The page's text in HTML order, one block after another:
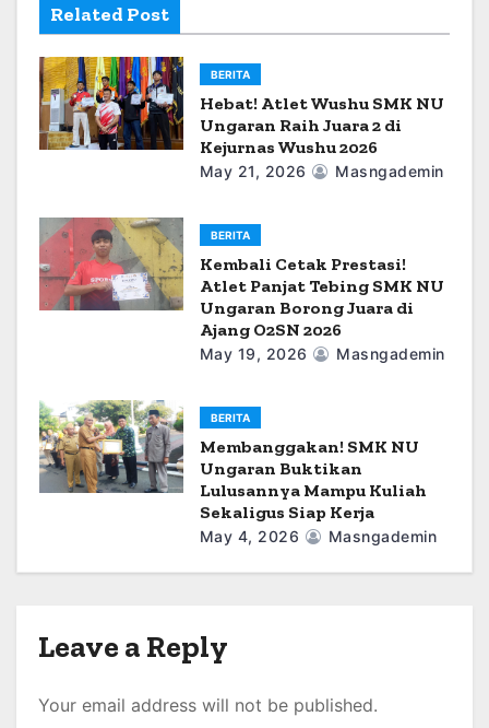
o
n
Related Post
BERITA
Hebat! Atlet Wushu SMK NU
Ungaran Raih Juara 2 di
Kejurnas Wushu 2026
May 21, 2026 Masngademin
BERITA
Kembali Cetak Prestasi!
Atlet Panjat Tebing SMK NU
Ungaran Borong Juara di
Ajang O2SN 2026
May 19, 2026 Masngademin
BERITA
Membanggakan! SMK NU
Ungaran Buktikan
Lulusannya Mampu Kuliah
Sekaligus Siap Kerja
May 4, 2026 Masngademin
Leave a Reply
Your email address will not be published.